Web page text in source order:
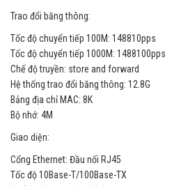
Trao đổi băng thông:
Tốc độ chuyển tiếp 100M: 148810pps
Tốc độ chuyển tiếp 1000M: 1488100pps
Chế độ truyền: store and forward
Hệ thống trao đổi băng thông: 12.8G
Bảng địa chỉ MAC: 8K
Bộ nhớ: 4M
Giao diện:
Cổng Ethernet: Đầu nối RJ45
Tốc độ 10Base-T/100Base-TX